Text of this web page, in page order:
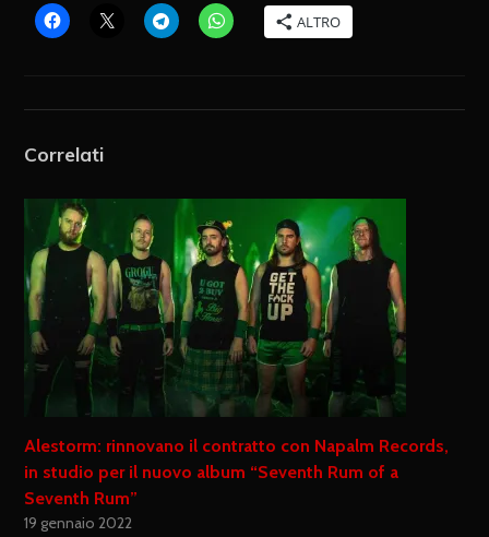
ALTRO
Correlati
Alestorm: rinnovano il contratto con Napalm Records,
in studio per il nuovo album “Seventh Rum of a
Seventh Rum”
19 gennaio 2022